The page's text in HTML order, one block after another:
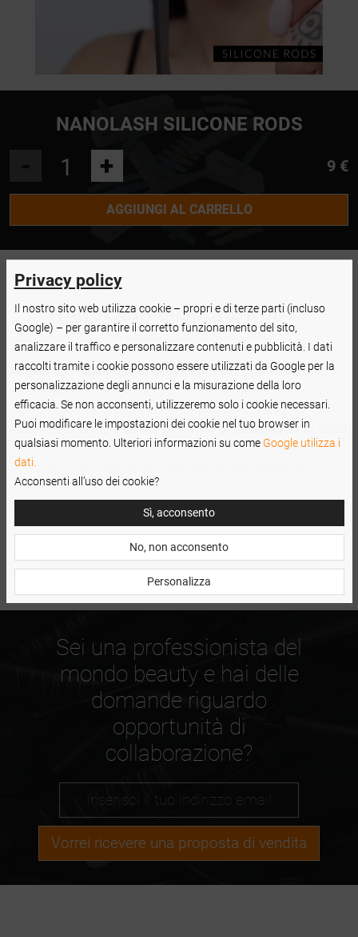
NANOLASH SILICONE RODS
+ 9 €
AGGIUNGI AL CARRELLO
NANOLASH SILICONE RODS-
ISTRUZIONI PER L’USO
Regola correttamente la dimensione del pad sull’occhio.
Ricorda che puoi tagliare i pad liberamente in modo che si
adattino bene all’occhio e non causino alcun disagio.
Applica una piccola quantità di colla per il lifting delle ciglia
sotto il pad per fissarla correttamente alla palpebra. Applica
la stessa colla sulla parte superiore del pad e pettina le
ciglia su di esso, separandole correttamente con un pettine
per il lifting e la laminazione delle ciglia.
Sei una professionista del
mondo beauty e hai delle
domande riguardo
opportunità di
collaborazione?
Vorrei ricevere una proposta di vendita
Privacy policy
Il nostro sito web utilizza cookie – propri e di terze parti (incluso
Google) – per garantire il corretto funzionamento del sito,
analizzare il traffico e personalizzare contenuti e pubblicità. I dati
raccolti tramite i cookie possono essere utilizzati da Google per la
personalizzazione degli annunci e la misurazione della loro
efficacia. Se non acconsenti, utilizzeremo solo i cookie necessari.
Puoi modificare le impostazioni dei cookie nel tuo browser in
qualsiasi momento. Ulteriori informazioni su come Google utilizza i
dati.
Acconsenti all’uso dei cookie?
Sì, acconsento
No, non acconsento
Personalizza